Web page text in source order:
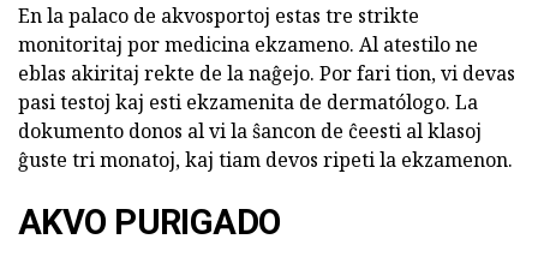
En la palaco de akvosportoj estas tre strikte
monitoritaj por medicina ekzameno. Al atestilo ne
eblas akiritaj rekte de la naĝejo. Por fari tion, vi devas
pasi testoj kaj esti ekzamenita de dermatólogo. La
dokumento donos al vi la ŝancon de ĉeesti al klasoj
ĝuste tri monatoj, kaj tiam devos ripeti la ekzamenon.
AKVO PURIGADO